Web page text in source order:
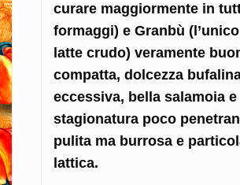
curare maggiormente in
formaggi) e Granbù
latte crudo) veramente
compatta, dolcezza
eccessiva, bella salamoia e
stagionatura poco
pulita ma burrosa e
lattica.